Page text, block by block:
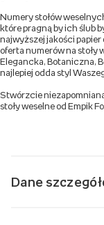
Numery stołów
które pragną by ich ślub
najwyższej jakości papier
oferta numerów na stoły
Elegancka, Botaniczna,
najlepiej odda styl
Stwórzcie
stoły weselne od Empik
Dane